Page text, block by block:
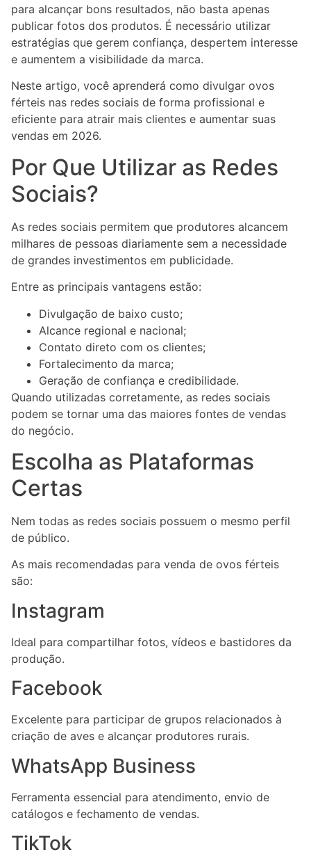
para alcançar bons resultados, não basta apenas
publicar fotos dos produtos. É necessário utilizar
estratégias que gerem confiança, despertem interesse
e aumentem a visibilidade da marca.
Neste artigo, você aprenderá como divulgar ovos
férteis nas redes sociais de forma profissional e
eficiente para atrair mais clientes e aumentar suas
vendas em 2026.
Por Que Utilizar as Redes
Sociais?
As redes sociais permitem que produtores alcancem
milhares de pessoas diariamente sem a necessidade
de grandes investimentos em publicidade.
Entre as principais vantagens estão:
Divulgação de baixo custo;
Alcance regional e nacional;
Contato direto com os clientes;
Fortalecimento da marca;
Geração de confiança e credibilidade.
Quando utilizadas corretamente, as redes sociais
podem se tornar uma das maiores fontes de vendas
do negócio.
Escolha as Plataformas
Certas
Nem todas as redes sociais possuem o mesmo perfil
de público.
As mais recomendadas para venda de ovos férteis
são:
Instagram
Ideal para compartilhar fotos, vídeos e bastidores da
produção.
Facebook
Excelente para participar de grupos relacionados à
criação de aves e alcançar produtores rurais.
WhatsApp Business
Ferramenta essencial para atendimento, envio de
catálogos e fechamento de vendas.
TikTok